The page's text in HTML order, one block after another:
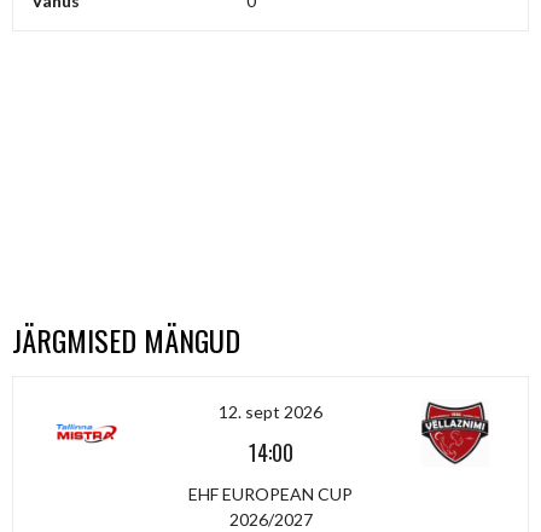
JÄRGMISED MÄNGUD
12. sept 2026
14:00
EHF EUROPEAN CUP
2026/2027